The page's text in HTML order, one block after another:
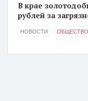
В крае
рублей за
НОВОСТИ ОБЩЕСТВО